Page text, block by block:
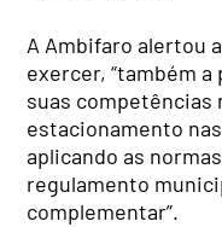
A Ambifaro alertou
exercer, “também
suas competências
estacionamento
aplicando as
regulamento
complementar”.